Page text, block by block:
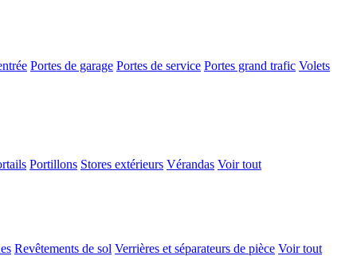
Portes de garage Portes de service Portes grand trafic Volets
Portillons Stores extérieurs Vérandas Voir tout
Revêtements de sol Verrières et séparateurs de pièce Voir tout